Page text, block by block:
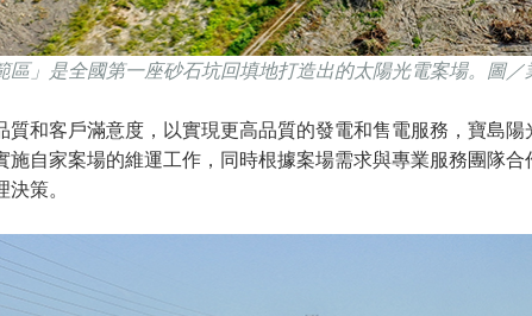
區」是全國第一座砂石坑回填地打造出的太陽光電案場。圖／
質和客戶滿意度，以實現更高品質的發電和售電服務，寶島
施自家案場的維運工作，同時根據案場需求與專業服務團隊
策。